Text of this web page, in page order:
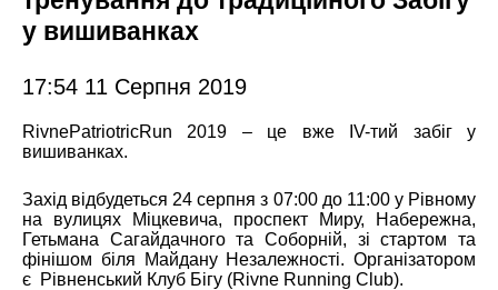
у вишиванках
17:54 11 Серпня 2019
RivnePatriotricRun 2019 – це вже ІV-тий забіг у
вишиванках.
Захід відбудеться 24 серпня з 07:00 до 11:00 у Рівному
на вулицях Міцкевича, проспект Миру, Набережна,
Гетьмана Сагайдачного та Соборній, зі стартом та
фінішом біля Майдану Незалежності. Організатором
є Рівненський Клуб Бігу (Rivne Running Club).